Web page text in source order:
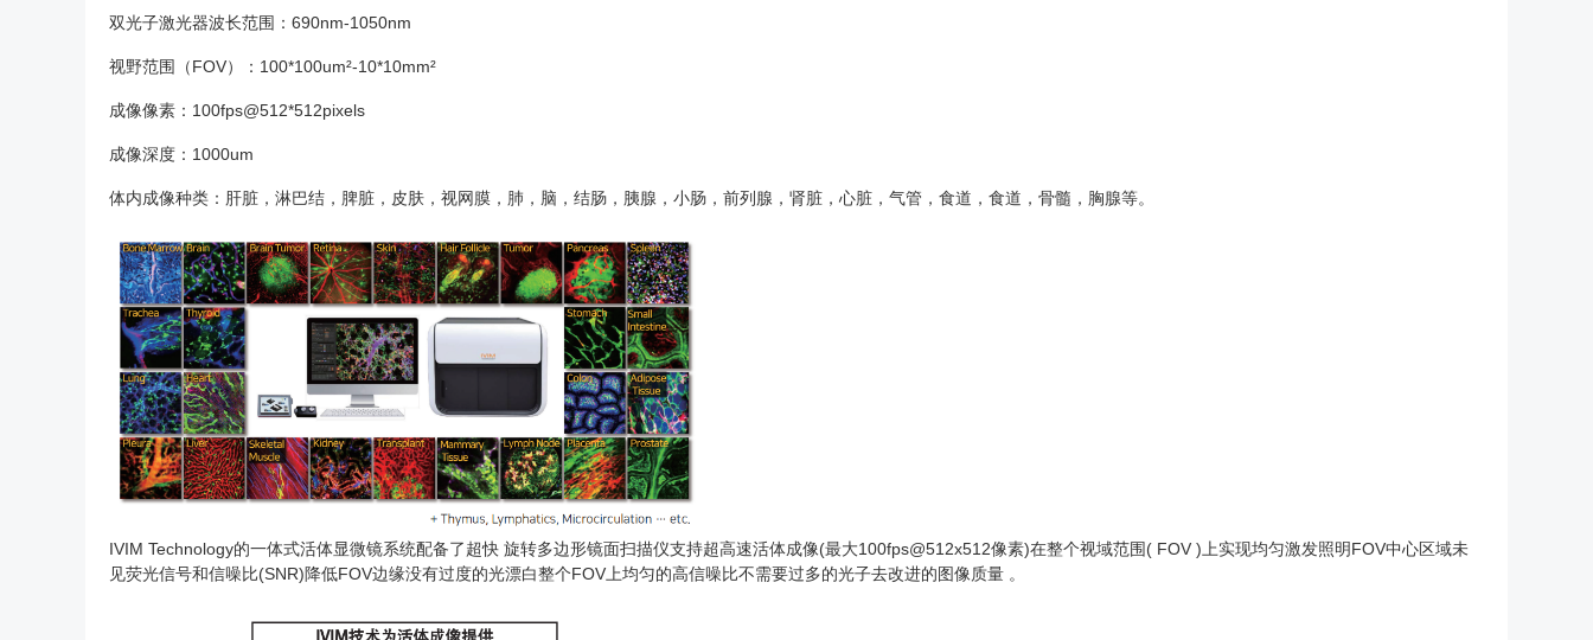
双光子激光器波长范围：690nm-1050nm
视野范围（FOV）：100*100um²-10*10mm²
成像像素：100fps@512*512pixels
成像深度：1000um
体内成像种类：肝脏，淋巴结，脾脏，皮肤，视网膜，肺，脑，结肠，胰腺，小肠，前列腺，肾脏，心脏，气管，食道，食道，骨髓，胸腺等。
IVIM Technology的一体式活体显微镜系统配备了超快 旋转多边形镜面扫描仪支持超高速活体成像(最大100fps@512x512像素)在整个视域范围( FOV )上实现均匀激发照明FOV中心区域未
见荧光信号和信噪比(SNR)降低FOV边缘没有过度的光漂白整个FOV上均匀的高信噪比不需要过多的光子去改进的图像质量 。